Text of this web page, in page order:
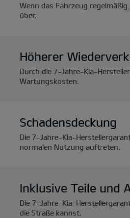
Wenn das Fahrzeug
über.
Höherer
Durch die 7-Jahre-Kia-
Wartungskosten.
Schadensdeckung
Die 7-Jahre-Kia-
normalen Nutzung auftreten.
Inklusive Teile und
Die 7-Jahre-Kia-
die Straße kannst.